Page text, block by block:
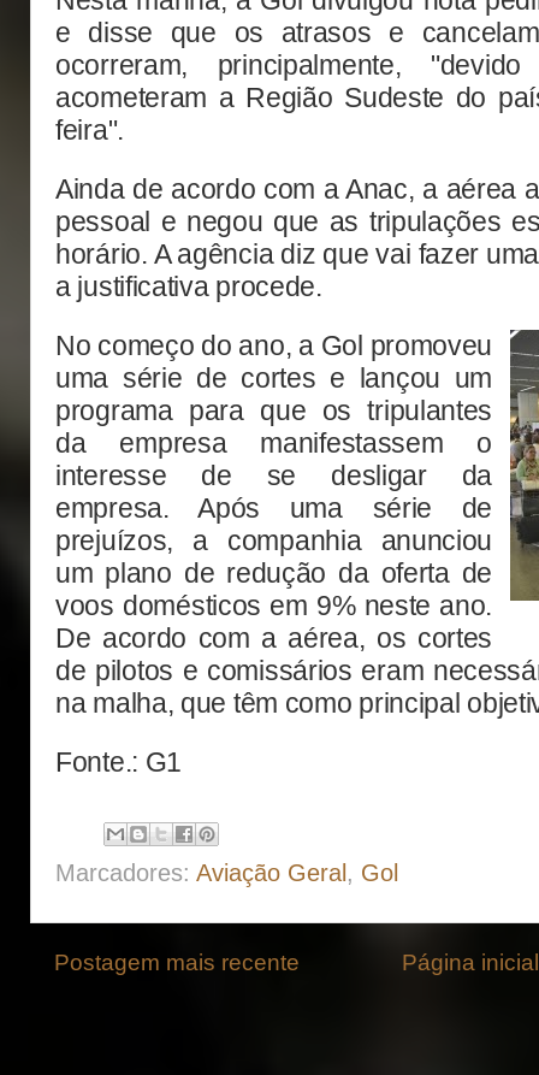
e disse que os atrasos e
ocorreram, principalmente,
acometeram a Região Sudeste do
feira".
Ainda de acordo com a Anac, a aérea
pessoal e negou que as tripulações
horário. A agência diz que vai fazer
a justificativa procede.
No começo do ano, a Gol promoveu
uma série de cortes e lançou um
programa para que os tripulantes
da empresa manifestassem o
interesse de se desligar da
empresa. Após uma série de
prejuízos, a companhia anunciou
um plano de redução da oferta de
voos domésticos em 9% neste ano.
De acordo com a aérea, os cortes
de pilotos e comissários eram
na malha, que têm como principal
Fonte.: G1
Marcadores: Aviação Geral, Gol
Postagem mais recente Página inicial